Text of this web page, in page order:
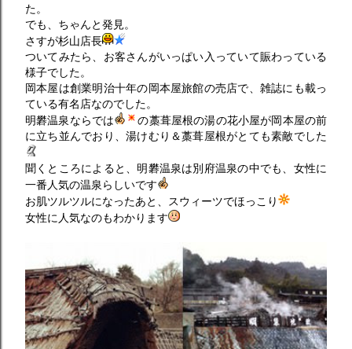
た。
でも、ちゃんと発見。
さすが杉山店長
ついてみたら、お客さんがいっぱい入っていて賑わっている
様子でした。
岡本屋は創業明治十年の岡本屋旅館の売店で、雑誌にも載っ
ている有名店なのでした。
明礬温泉ならでは
の藁葺屋根の湯の花小屋が岡本屋の前
に立ち並んでおり、湯けむり＆藁葺屋根がとても素敵でした
聞くところによると、明礬温泉は別府温泉の中でも、女性に
一番人気の温泉らしいです
お肌ツルツルになったあと、スウィーツでほっこり
女性に人気なのもわかります